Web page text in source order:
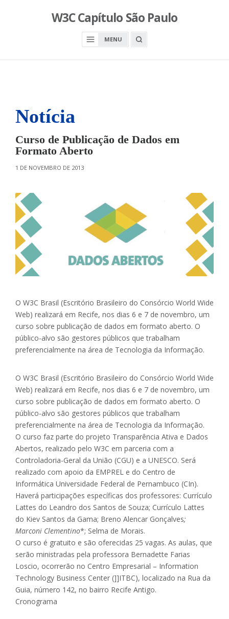
W3C Capítulo São Paulo
MENU
O
Notícia
Curso de Publicação de Dados em
Formato Aberto
O1 DE NOVEMBRO DE 2013
O W3C Brasil (Escritório Brasileiro do Consórcio World Wide
Web) realizará em Recife, nos dias 6 e 7 de novembro, um
curso sobre publicação de dados em formato aberto. O
público-alvo são gestores públicos que trabalham
preferencialmente na área de Tecnologia da Informação.
O W3C Brasil (Escritório Brasileiro do Consórcio World Wide
Web) realizará em Recife, nos dias 6 e 7 de novembro, um
curso sobre publicação de dados em formato aberto. O
público-alvo são gestores públicos que trabalham
preferencialmente na área de Tecnologia da Informação.
O curso faz parte do projeto Transparência Ativa e Dados
Abertos, realizado pelo W3C em parceria com a
Controladoria-Geral da União (CGU) e a UNESCO. Será
realizado com apoio da EMPREL e do Centro de
Informática Universidade Federal de Pernambuco (CIn).
Haverá participações específicas dos professores: Currículo
Lattes do Leandro dos Santos de Souza; Currículo Lattes
do Kiev Santos da Gama; Breno Alencar Gonçalves;
Marconi Clementino*; Selma de Morais.
O curso é gratuito e são oferecidas 25 vagas. As aulas, que
serão ministradas pela professora Bernadette Farias
Loscio, ocorrerão no Centro Empresarial – Information
Technology Business Center (]]ITBC), localizado na Rua da
Guia, número 142, no bairro Recife Antigo.
Cronograma